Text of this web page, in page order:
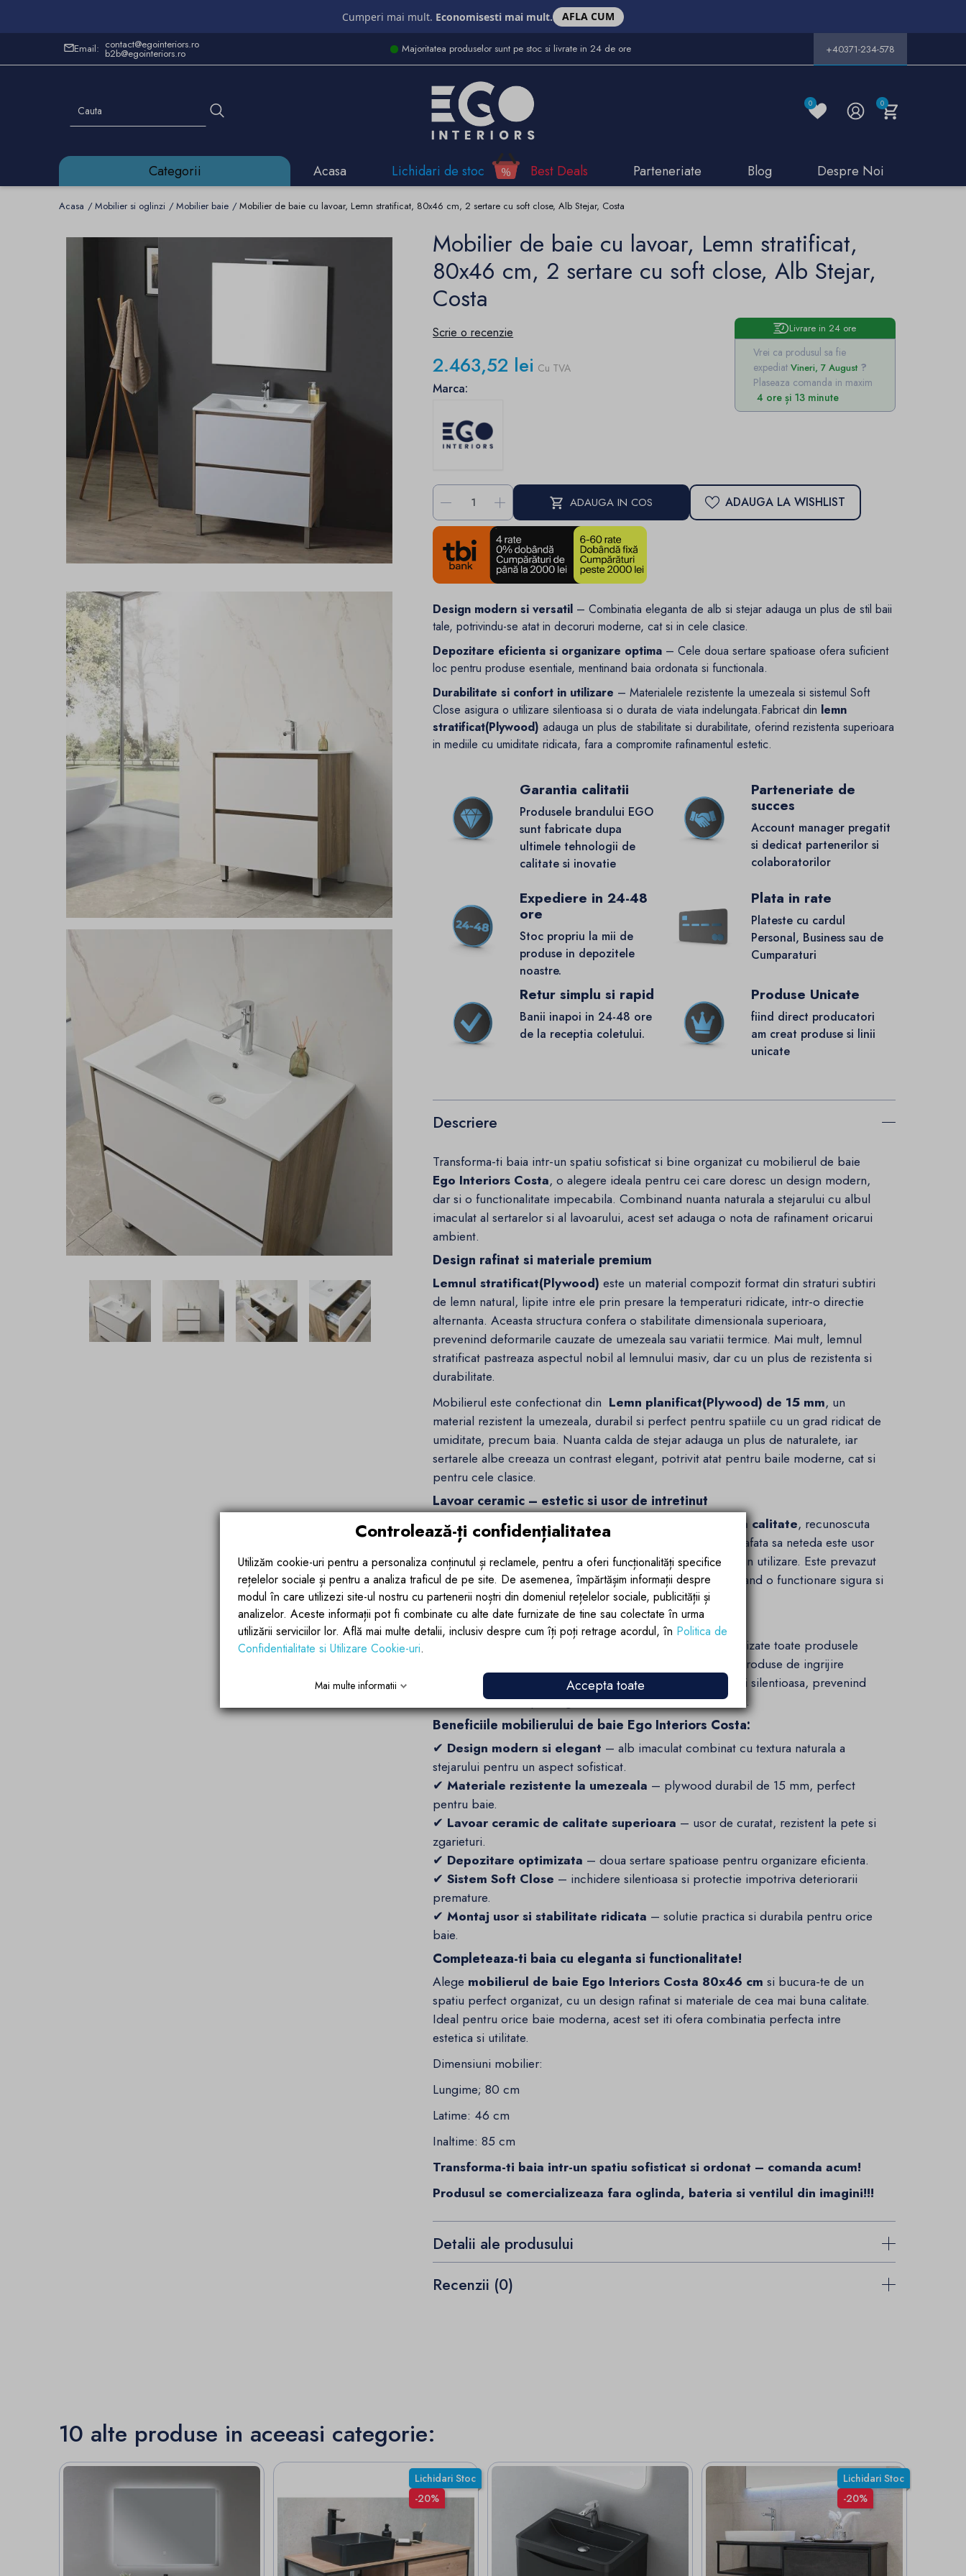
Cumperi mai mult. Economisesti mai mult. AFLA CUM
Email: contact@egointeriors.ro
b2b@egointeriors.ro Majoritatea produselor sunt pe stoc si livrate in 24 de ore +40371-234-578
0 0
Categorii Acasa Lichidari de stoc Best Deals Parteneriate Blog Despre Noi
Acasa Mobilier si oglinzi Mobilier baie Mobilier de baie cu lavoar, Lemn stratificat, 80x46 cm, 2 sertare cu soft close, Alb Stejar, Costa
Mobilier de baie cu lavoar, Lemn stratificat,
80x46 cm, 2 sertare cu soft close, Alb Stejar,
Costa
Livrare in 24 ore
Vrei ca produsul sa fie
expediat Vineri, 7 August
Plaseaza comanda in maxim
4 ore și 13 minute
Scrie o recenzie
2.463,52 lei Cu TVA
Marca:
- + ADAUGA IN COS ADAUGA LA WISHLIST
Design modern si versatil – Combinatia eleganta de alb si stejar adauga un plus de stil baii
tale, potrivindu-se atat in decoruri moderne, cat si in cele clasice.
Depozitare eficienta si organizare optima – Cele doua sertare spatioase ofera suficient
loc pentru produse esentiale, mentinand baia ordonata si functionala.
Durabilitate si confort in utilizare – Materialele rezistente la umezeala si sistemul Soft
Close asigura o utilizare silentioasa si o durata de viata indelungata.Fabricat din lemn
stratificat(Plywood) adauga un plus de stabilitate si durabilitate, oferind rezistenta superioara
in mediile cu umiditate ridicata, fara a compromite rafinamentul estetic.
Garantia calitatii
Produsele brandului EGO
sunt fabricate dupa
ultimele tehnologii de
calitate si inovatie
Parteneriate de
succes
Account manager pregatit
si dedicat partenerilor si
colaboratorilor
Expediere in 24-48
ore
Stoc propriu la mii de
produse in depozitele
noastre.
Plata in rate
Plateste cu cardul
Personal, Business sau de
Cumparaturi
Retur simplu si rapid
Banii inapoi in 24-48 ore
de la receptia coletului.
Produse Unicate
fiind direct producatori
am creat produse si linii
unicate
Descriere
Transforma-ti baia intr-un spatiu sofisticat si bine organizat cu mobilierul de baie
Ego Interiors Costa, o alegere ideala pentru cei care doresc un design modern,
dar si o functionalitate impecabila. Combinand nuanta naturala a stejarului cu albul
imaculat al sertarelor si al lavoarului, acest set adauga o nota de rafinament oricarui
ambient.
Design rafinat si materiale premium
Lemnul stratificat(Plywood) este un material compozit format din straturi subtiri
de lemn natural, lipite intre ele prin presare la temperaturi ridicate, intr-o directie
alternanta. Aceasta structura confera o stabilitate dimensionala superioara,
prevenind deformarile cauzate de umezeala sau variatii termice. Mai mult, lemnul
stratificat pastreaza aspectul nobil al lemnului masiv, dar cu un plus de rezistenta si
durabilitate.
Mobilierul este confectionat din Lemn planificat(Plywood) de 15 mm, un
material rezistent la umezeala, durabil si perfect pentru spatiile cu un grad ridicat de
umiditate, precum baia. Nuanta calda de stejar adauga un plus de naturalete, iar
sertarele albe creeaza un contrast elegant, potrivit atat pentru baile moderne, cat si
pentru cele clasice.
Lavoar ceramic – estetic si usor de intretinut
Setul include unlavoar din ceramica sanitara de inalta calitate, recunoscuta
pentru durabilitate si rezistenta la pete sau zgarieturi. Suprafata sa neteda este usor
de curatat, iar designul ergonomic ofera un confort sporit in utilizare. Este prevazut
cugaura pentru baterie si sistem de preaplin, asigurand o functionare sigura si
eficienta.
Depozitare inteligenta si organizare optima
doua sertare spatioase
iti permit sa pastrezi organizate toate produsele
esentiale de baie – de la cosmetice si prosoape, pana la produse de ingrijire
personala.
Sistemul Soft Closeasigura o inchidere lina si silentioasa, prevenind
loviturile bruste si prelungind durata de viata a mobilierului.
Beneficiile mobilierului de baie Ego Interiors Costa:
✔ Design modern si elegant – alb imaculat combinat cu textura naturala a
stejarului pentru un aspect sofisticat.
✔Materiale rezistente la umezeala – plywood durabil de 15 mm, perfect
pentru baie.
✔ Lavoar ceramic de calitate superioara – usor de curatat, rezistent la pete si
zgarieturi.
✔ Depozitare optimizata – doua sertare spatioase pentru organizare eficienta.
✔Sistem Soft Close – inchidere silentioasa si protectie impotriva deteriorarii
premature.
✔Montaj usor si stabilitate ridicata – solutie practica si durabila pentru orice
baie.
Completeaza-ti baia cu eleganta si functionalitate!
Alege mobilierul de baie Ego Interiors Costa 80x46 cm si bucura-te de un
spatiu perfect organizat, cu un design rafinat si materiale de cea mai buna calitate.
Ideal pentru orice baie moderna, acest set iti ofera combinatia perfecta intre
estetica si utilitate.
Dimensiuni mobilier:
Lungime; 80 cm
Latime: 46 cm
Inaltime: 85 cm
Transforma-ti baia intr-un spatiu sofisticat si ordonat – comanda acum!
Produsul se comercializeaza fara oglinda, bateria si ventilul din imagini!!!
Detalii ale produsului
Recenzii (0)
10 alte produse in aceeasi categorie:
Lichidari Stoc
-20%
Lichidari Stoc
-20%
Controlează-ți confidențialitatea
Utilizăm cookie-uri pentru a personaliza conținutul și reclamele, pentru a oferi funcționalități specifice
rețelelor sociale și pentru a analiza traficul de pe site. De asemenea, împărtășim informații despre
modul în care utilizezi site-ul nostru cu partenerii noștri din domeniul rețelelor sociale, publicității și
analizelor. Aceste informații pot fi combinate cu alte date furnizate de tine sau colectate în urma
utilizării serviciilor lor. Află mai multe detalii, inclusiv despre cum îți poți retrage acordul, în Politica de
Confidentialitate si Utilizare Cookie-uri.
Mai multe informatii Accepta toate